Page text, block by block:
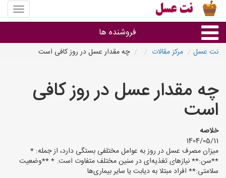
منوی
سایت
عسل
فروشنده ها
استان ها
نت عسل مرکز مقالات چه مقدار عسل در روز کافی است
چه مقدار عسل در روز کافی
است
خلاصه
1404/05/11
میزان مصرف عسل در روز به عوامل مختلفی بستگی دارد، از جمله: *
**سن:** نیازهای تغذیه‌ای در سنین مختلف متفاوت است. * **وضعیت
سلامتی:** افراد مبتلا به دیابت یا سایر بیماری‌ها